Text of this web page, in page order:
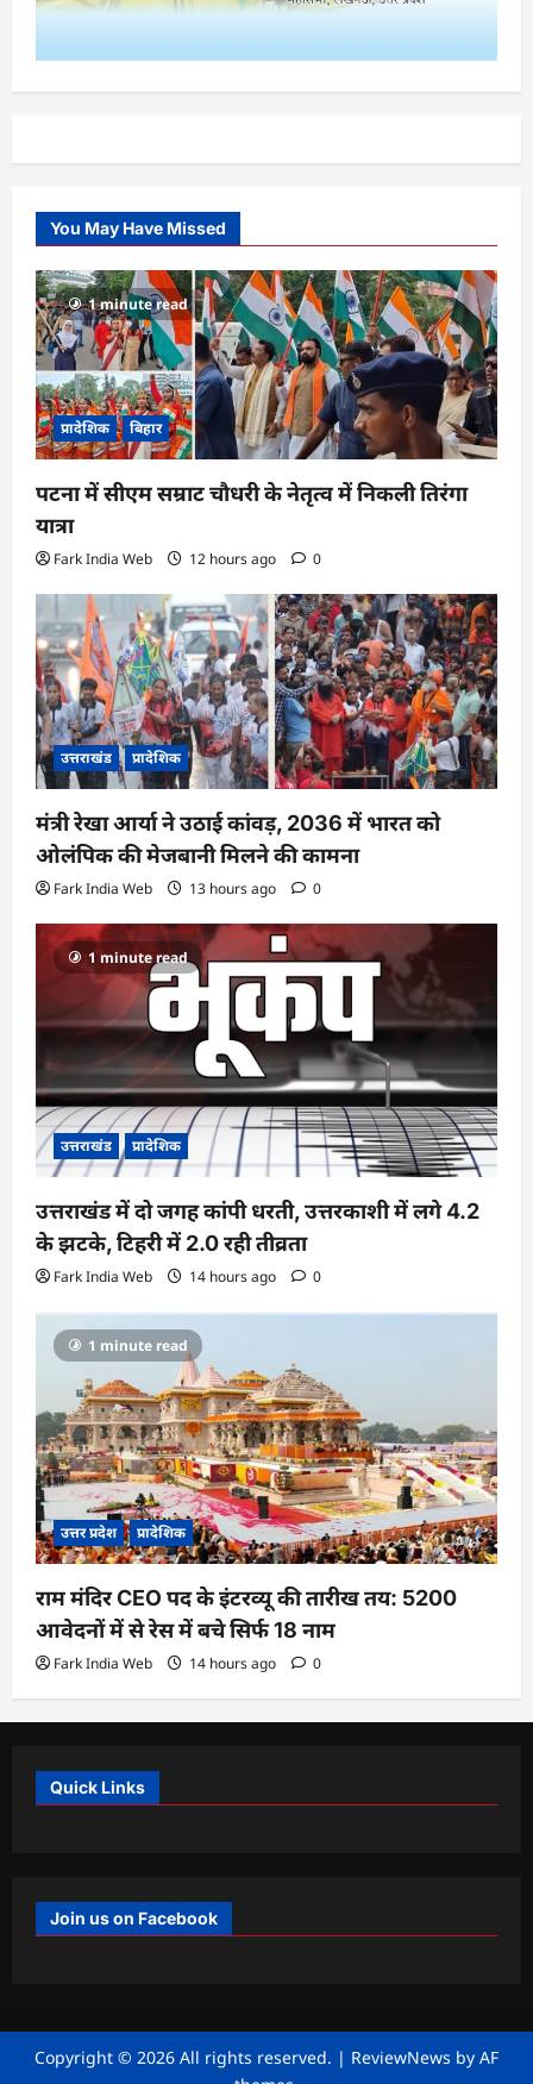
You May Have Missed
1 minute read
प्रादेशिक बिहार
पटना में सीएम सम्राट चौधरी के नेतृत्व में निकली तिरंगा
यात्रा
Fark India Web 12 hours ago 0
उत्तराखंड प्रादेशिक
मंत्री रेखा आर्या ने उठाई कांवड़, 2036 में भारत को
ओलंपिक की मेजबानी मिलने की कामना
Fark India Web 13 hours ago 0
1 minute read
उत्तराखंड प्रादेशिक
उत्तराखंड में दो जगह कांपी धरती, उत्तरकाशी में लगे 4.2
के झटके, टिहरी में 2.0 रही तीव्रता
Fark India Web 14 hours ago 0
1 minute read
उत्तर प्रदेश प्रादेशिक
राम मंदिर CEO पद के इंटरव्यू की तारीख तय: 5200
आवेदनों में से रेस में बचे सिर्फ 18 नाम
Fark India Web 14 hours ago 0
Quick Links
Join us on Facebook
Copyright © 2026 All rights reserved. | ReviewNews by AF